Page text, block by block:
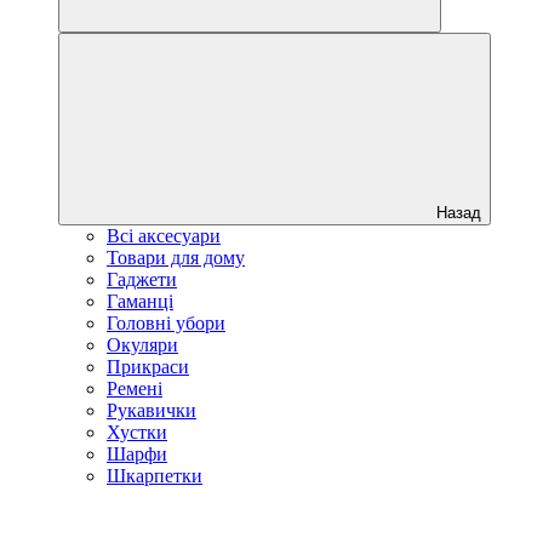
Назад
Всі аксесуари
Товари для дому
Гаджети
Гаманці
Головні убори
Окуляри
Прикраси
Ремені
Рукавички
Хустки
Шарфи
Шкарпетки